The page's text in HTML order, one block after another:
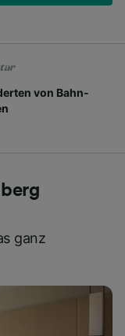
von Bahn-
ganz